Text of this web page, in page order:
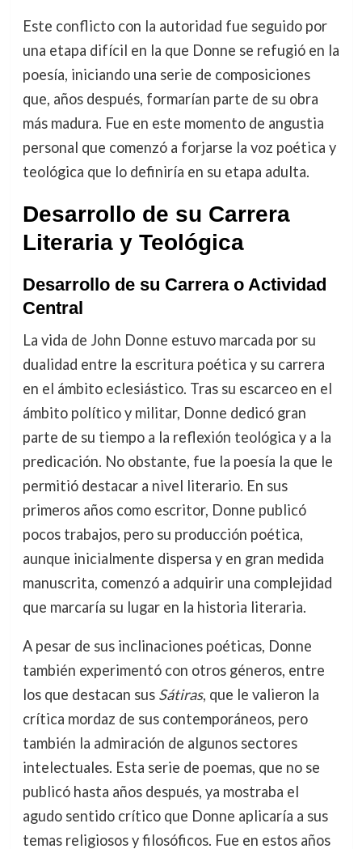
Este conflicto con la autoridad fue seguido por
una etapa difícil en la que Donne se refugió en la
poesía, iniciando una serie de composiciones
que, años después, formarían parte de su obra
más madura. Fue en este momento de angustia
personal que comenzó a forjarse la voz poética y
teológica que lo definiría en su etapa adulta.
Desarrollo de su Carrera
Literaria y Teológica
Desarrollo de su Carrera o Actividad
Central
La vida de John Donne estuvo marcada por su
dualidad entre la escritura poética y su carrera
en el ámbito eclesiástico. Tras su escarceo en el
ámbito político y militar, Donne dedicó gran
parte de su tiempo a la reflexión teológica y a la
predicación. No obstante, fue la poesía la que le
permitió destacar a nivel literario. En sus
primeros años como escritor, Donne publicó
pocos trabajos, pero su producción poética,
aunque inicialmente dispersa y en gran medida
manuscrita, comenzó a adquirir una complejidad
que marcaría su lugar en la historia literaria.
A pesar de sus inclinaciones poéticas, Donne
también experimentó con otros géneros, entre
los que destacan sus Sátiras, que le valieron la
crítica mordaz de sus contemporáneos, pero
también la admiración de algunos sectores
intelectuales. Esta serie de poemas, que no se
publicó hasta años después, ya mostraba el
agudo sentido crítico que Donne aplicaría a sus
temas religiosos y filosóficos. Fue en estos años